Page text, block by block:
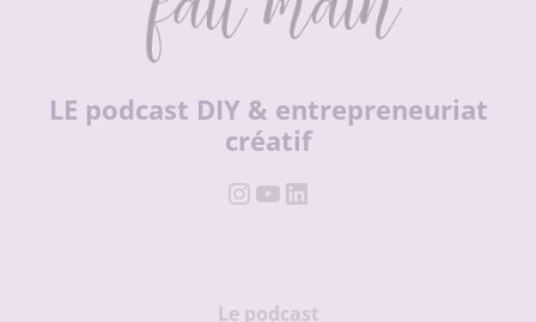
LE podcast DIY & entrepreneuriat
créatif
Instagram
YouTube
LinkedIn
Le podcast